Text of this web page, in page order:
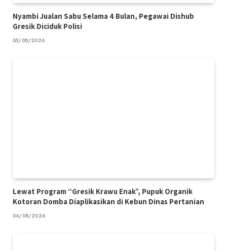
Nyambi Jualan Sabu Selama 4 Bulan, Pegawai Dishub
Gresik Diciduk Polisi
05/08/2026
Lewat Program “Gresik Krawu Enak”, Pupuk Organik
Kotoran Domba Diaplikasikan di Kebun Dinas Pertanian
04/08/2026